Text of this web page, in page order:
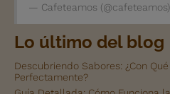
— Cafeteamos (@cafeteamos)
Lo último del blog
Descubriendo Sabores: ¿Con
Perfectamente?